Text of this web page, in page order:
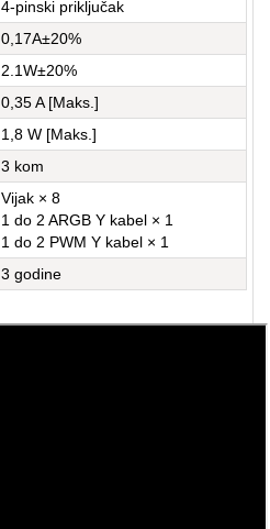
4-pinski priključak
0,17A±20%
2.1W±20%
0,35 A [Maks.]
1,8 W [Maks.]
3 kom
Vijak × 8
1 do 2 ARGB Y kabel × 1
1 do 2 PWM Y kabel × 1
3 godine